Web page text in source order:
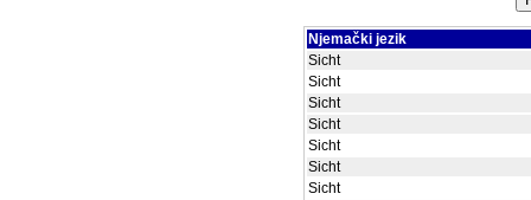
Njemački jezik
Sicht
Sicht
Sicht
Sicht
Sicht
Sicht
Sicht